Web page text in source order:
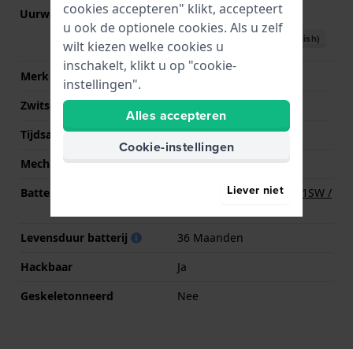
Uurwerk nr. VC10(Bekijk specificaties
Download handboek (English)
Merk uurwerk
Seiko Instruments Inc.
Zwitsers uurwerk
Tijdsaanduiding
Analoog
Mechanisme
Quartz
Batterij
Renata R379 379 / SR521SW /
Levensduur batterij
36 Maanden
Hackbaar
Ja
Geskeletonneerd
Nee
cookies accepteren" klikt, accepteert
u ook de optionele cookies. Als u zelf
wilt kiezen welke cookies u
inschakelt, klikt u op "cookie-
instellingen".
Alles accepteren
Cookie-instellingen
Liever niet